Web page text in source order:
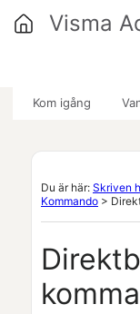
Kom igång
Visma
Du är här: Skriven
Kommando >